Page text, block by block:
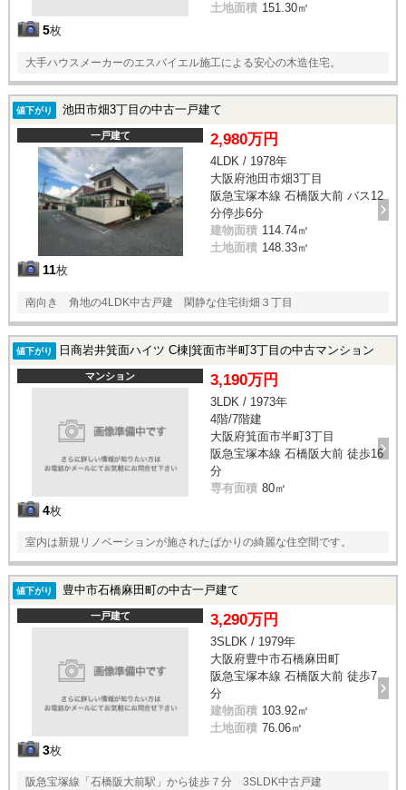
5枚
土地面積 151.30㎡
大手ハウスメーカーのエスバイエル施工による安心の木造住宅。
値下がり 池田市畑3丁目の中古一戸建て
一戸建て
11枚
2,980万円
4LDK / 1978年
大阪府池田市畑3丁目
阪急宝塚本線 石橋阪大前 バス12
分停歩6分
建物面積 114.74㎡
土地面積 148.33㎡
南向き 角地の4LDK中古戸建 閑静な住宅街畑３丁目
値下がり 日商岩井箕面ハイツ C棟|箕面市半町3丁目の中古マンション
マンション
4枚
3,190万円
3LDK / 1973年
4階/7階建
大阪府箕面市半町3丁目
阪急宝塚本線 石橋阪大前 徒歩16
分
専有面積 80㎡
室内は新規リノベーションが施されたばかりの綺麗な住空間です。
値下がり 豊中市石橋麻田町の中古一戸建て
一戸建て
3枚
3,290万円
3SLDK / 1979年
大阪府豊中市石橋麻田町
阪急宝塚本線 石橋阪大前 徒歩7
分
建物面積 103.92㎡
土地面積 76.06㎡
阪急宝塚線「石橋阪大前駅」から徒歩７分 3SLDK中古戸建